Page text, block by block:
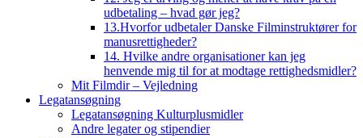
udbetaling – hvad gør jeg?
13.Hvorfor udbetaler Danske Filminstruktører for
manusrettigheder?
14. Hvilke andre organisationer kan jeg
henvende mig til for at modtage rettighedsmidler?
Mit Filmdir – Vejledning
Legatansøgning
Legatansøgning Kulturplusmidler
Andre legater og stipendier